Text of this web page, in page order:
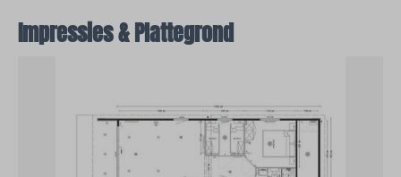
Impressies & Plattegrond